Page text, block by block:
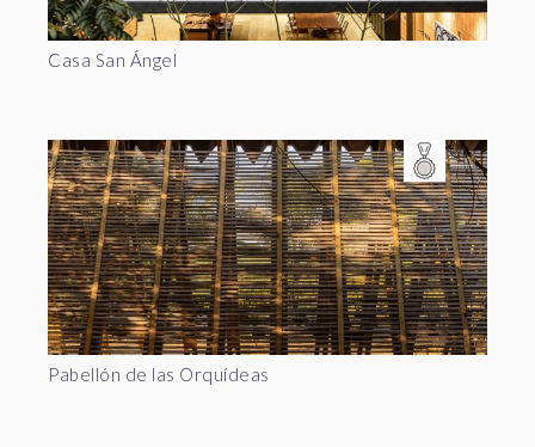
Casa San Ángel
Pabellón de las Orquídeas